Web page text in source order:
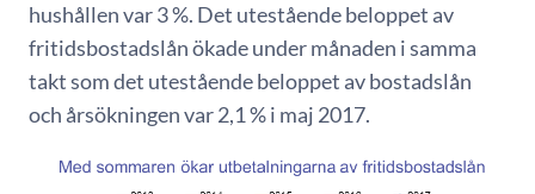
hushållen var 3 %. Det utestående beloppet av
fritidsbostadslån ökade under månaden i samma
takt som det utestående beloppet av bostadslån
och årsökningen var 2,1 % i maj 2017.